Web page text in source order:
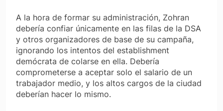
A la hora de formar su administración, Zohran
debería confiar únicamente en las filas de la DSA
y otros organizadores de base de su campaña,
ignorando los intentos del establishment
demócrata de colarse en ella. Debería
comprometerse a aceptar solo el salario de un
trabajador medio, y los altos cargos de la ciudad
deberían hacer lo mismo.